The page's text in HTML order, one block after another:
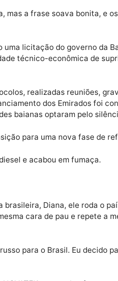
apresentava propostas,
ela quase levou, mas
de Solgaev, é tratada
no programa “Gás para
brasileiro”.
mas a frase soava
técnico-
realizadas
financiamento dos
baianas optaram